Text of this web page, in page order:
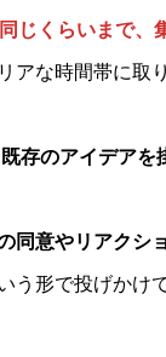
じくらいまで、
アな時間帯に取
存のアイデアを
同意やリアクシ
う形で投げかけ